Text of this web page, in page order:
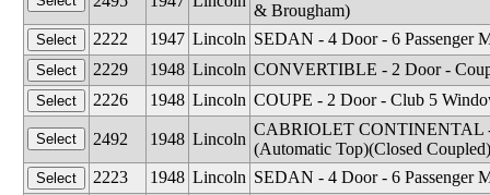
& Brougham)
2222
1947 Lincoln SEDAN - 4 Door - 6 Passenger
2229
1948 Lincoln CONVERTIBLE - 2 Door -
2226
1948 Lincoln COUPE - 2 Door - Club 5
2492 1948 Lincoln
CABRIOLET CONTINENTAL -
(Automatic Top)(Closed Coupled)
2223
1948 Lincoln SEDAN - 4 Door - 6 Passenger